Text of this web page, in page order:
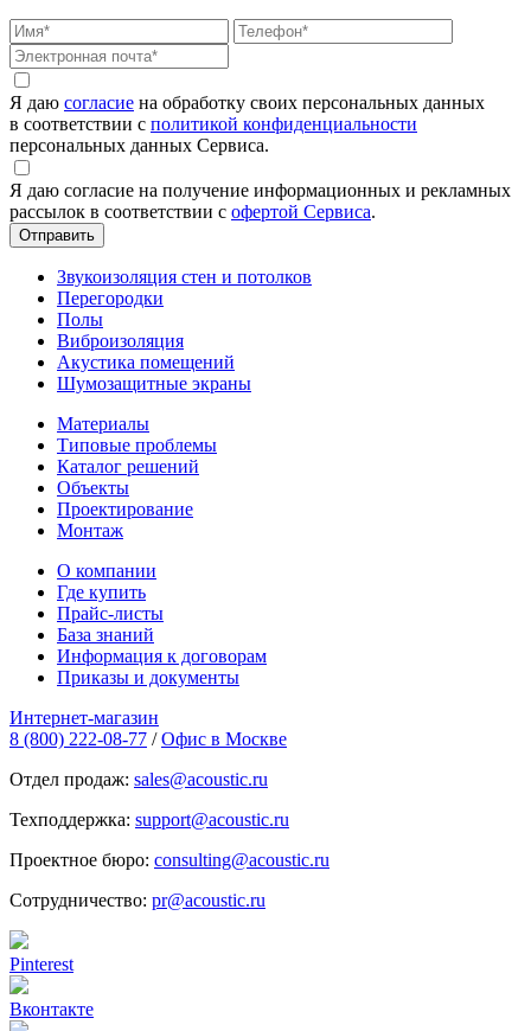
Я даю согласие на обработку своих персональных данных
в соответствии с политикой конфиденциальности
персональных данных Сервиса.
Я даю согласие на получение информационных и рекламных
рассылок в соответствии с офертой Сервиса.
Звукоизоляция стен и потолков
Перегородки
Полы
Виброизоляция
Акустика помещений
Шумозащитные экраны
Материалы
Типовые проблемы
Каталог решений
Объекты
Проектирование
Монтаж
О компании
Где купить
Прайс-листы
База знаний
Информация к договорам
Приказы и документы
Интернет-магазин
8 (800) 222-08-77 / Офис в Москве
Отдел продаж: sales@acoustic.ru
Техподдержка: support@acoustic.ru
Проектное бюро: consulting@acoustic.ru
Сотрудничество: pr@acoustic.ru
Pinterest
Вконтакте